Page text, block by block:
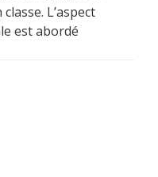
L’aspect
est abordé